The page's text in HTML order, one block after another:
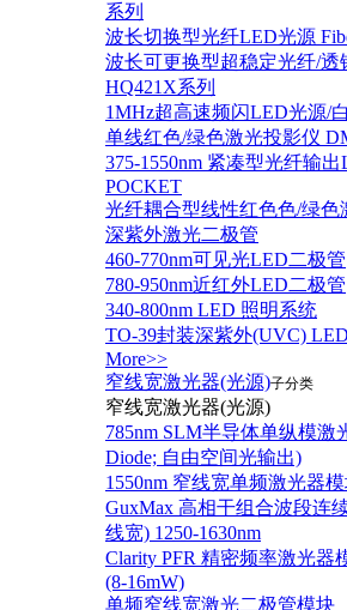
系列
波长切换型光纤LED光源
波长可更换型超稳定光纤/
HQ421X系列
1MHz超高速频闪LED光源/
单线红色/绿色激光投影仪
375-1550nm 紧凑型光纤输
POCKET
光纤耦合型线性红色色/绿色
深紫外激光二极管
460-770nm可见光LED二极管
780-950nm近红外LED二极管
340-800nm LED 照明系统
TO-39封装深紫外(UVC) LED
More>>
窄线宽激光器(光源)子分类
窄线宽激光器(光源)
785nm SLM半导体单纵模激
Diode; 自由空间光输出)
1550nm 窄线宽单频激光器
GuxMax 高相干组合波段连
线宽) 1250-1630nm
Clarity PFR 精密频率激光器
(8-16mW)
单频窄线宽激光二极管模块